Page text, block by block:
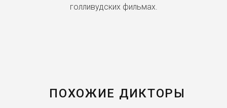
голливудских фильмах.
ПОХОЖИЕ ДИКТОРЫ